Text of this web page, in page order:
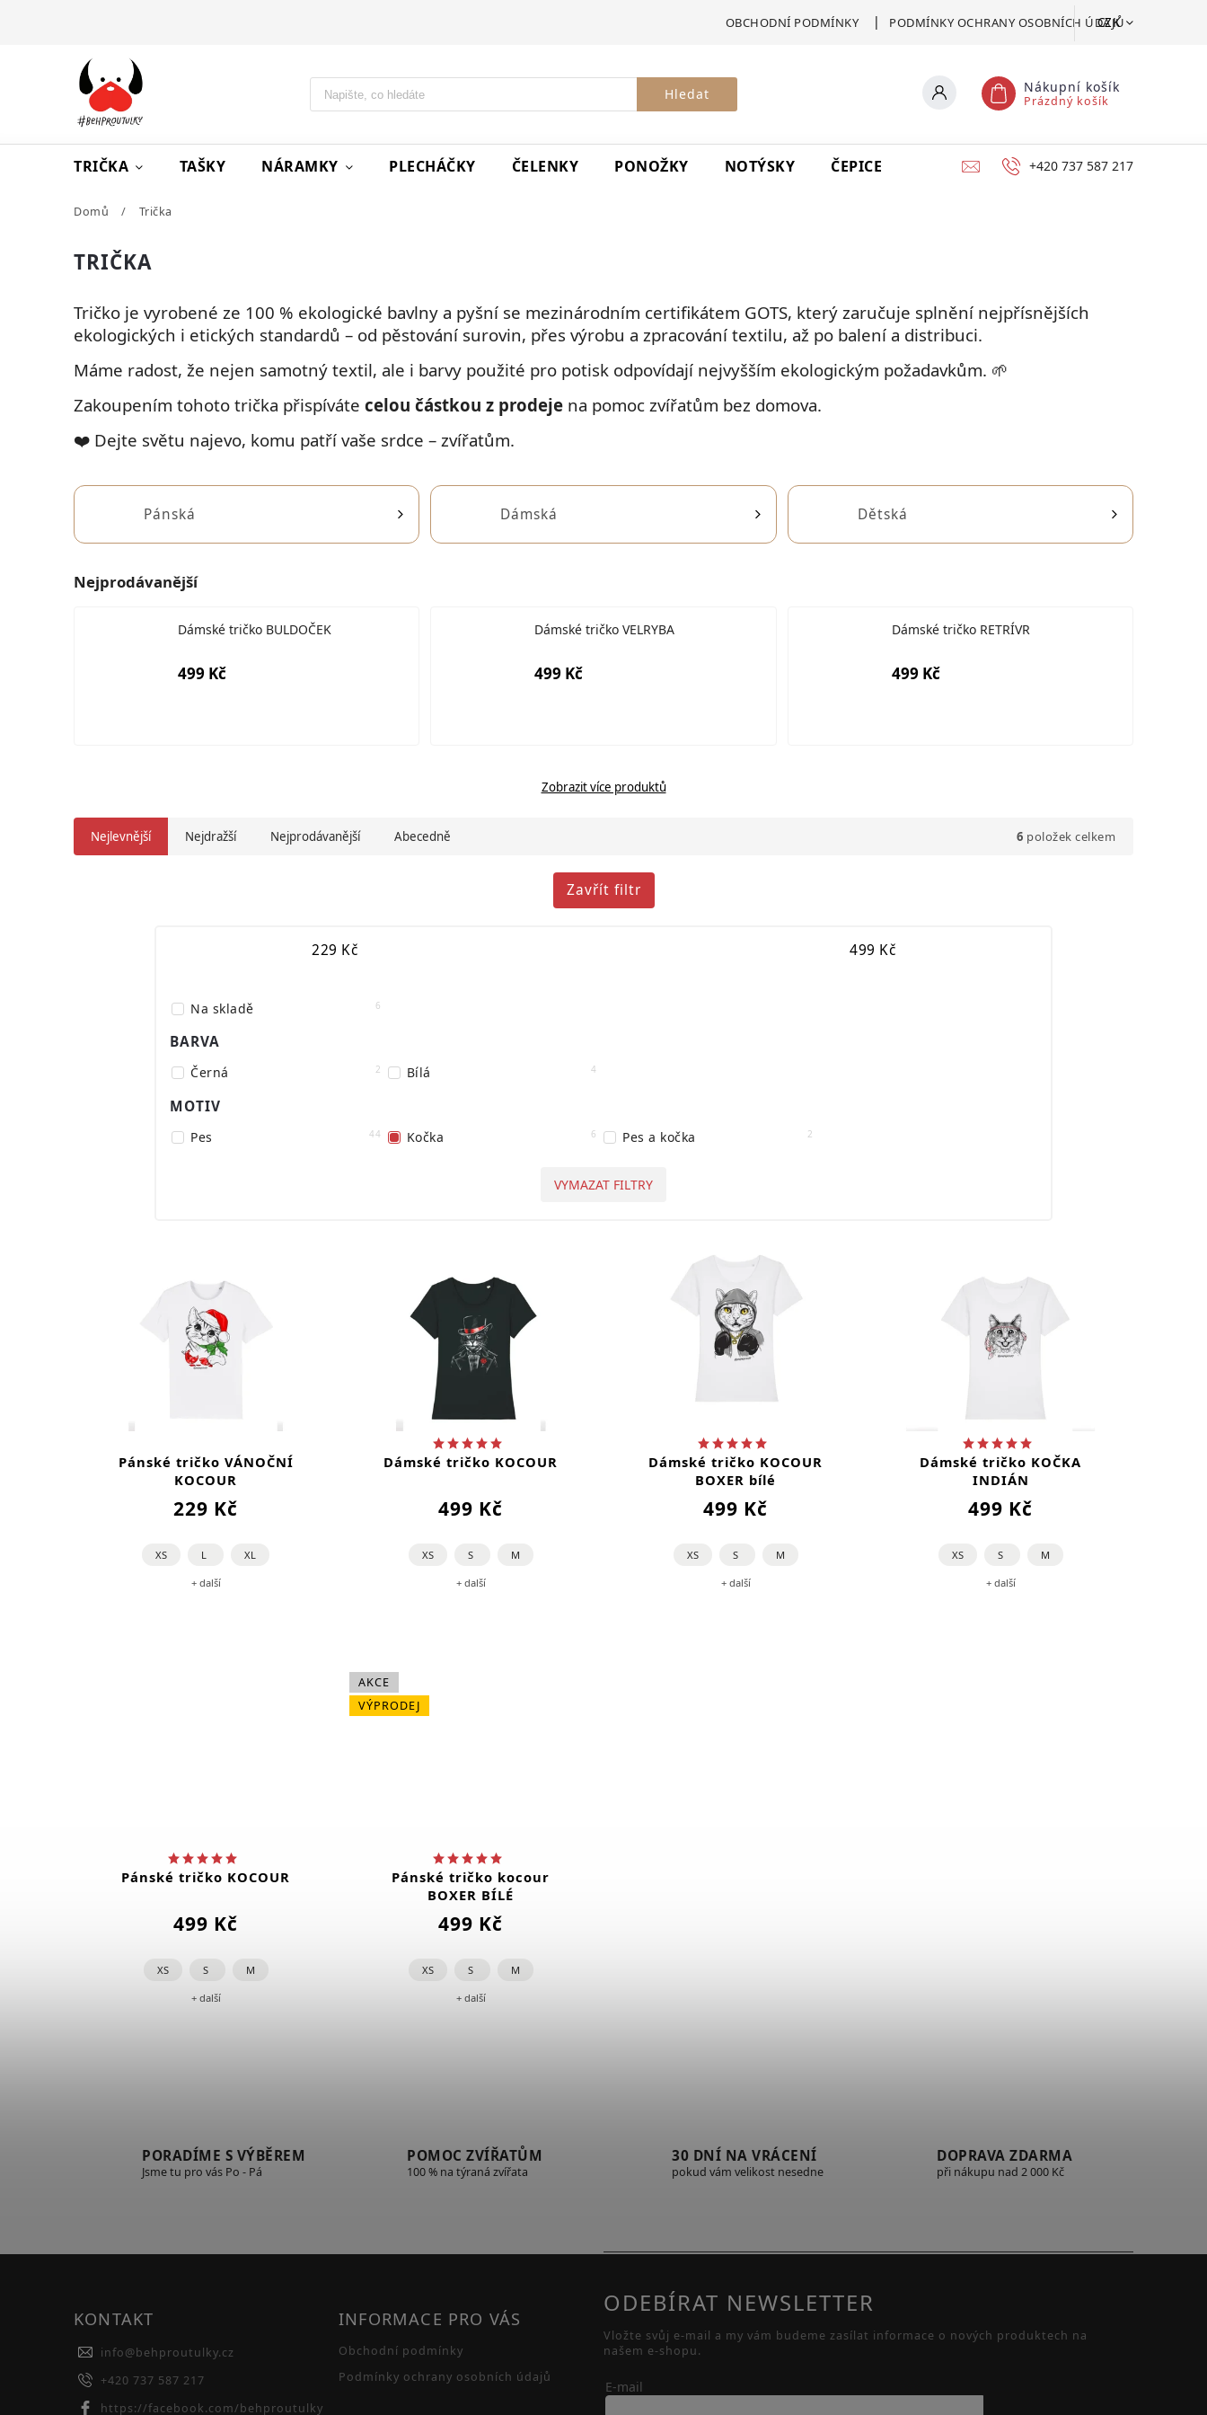
OBCHODNÍ PODMÍNKY PODMÍNKY OCHRANY OSOBNÍCH ÚDAJŮ
CZK
Hledat Nákupní košík
Prázdný košík
TRIČKA TAŠKY NÁRAMKY PLECHÁČKY ČELENKY PONOŽKY NOTÝSKY ČEPICE VSTUPENKA CERTIFIKÁT POMOCI
+420 737 587 217
Domů / Trička
TRIČKA
Tričko je vyrobené ze 100 % ekologické bavlny a pyšní se mezinárodním certifikátem GOTS, který zaručuje splnění nejpřísnějších
ekologických i etických standardů – od pěstování surovin, přes výrobu a zpracování textilu, až po balení a distribuci.
Máme radost, že nejen samotný textil, ale i barvy použité pro potisk odpovídají nejvyšším ekologickým požadavkům. 🌱
Zakoupením tohoto trička přispíváte celou částkou z prodeje na pomoc zvířatům bez domova.
❤️ Dejte světu najevo, komu patří vaše srdce – zvířatům.
Pánská Dámská Dětská
Nejprodávanější
Dámské tričko BULDOČEK
499 Kč
Dámské tričko VELRYBA
499 Kč
Dámské tričko RETRÍVR
499 Kč
Zobrazit více produktů
Nejlevnější Nejdražší Nejprodávanější Abecedně 6 položek celkem
Zavřít filtr
229 Kč 499 Kč
Na skladě 6
BARVA
Černá 2 Bílá 4
MOTIV
Pes 44 Kočka 6 Pes a kočka 2
VYMAZAT FILTRY
Pánské tričko VÁNOČNÍ
KOCOUR
229 Kč
XS L XL
+ další
Dámské tričko KOCOUR
499 Kč
XS S M
+ další
Dámské tričko KOCOUR
BOXER bílé
499 Kč
XS S M
+ další
Dámské tričko KOČKA
INDIÁN
499 Kč
XS S M
+ další
Pánské tričko KOCOUR
499 Kč
XS S M
+ další
AKCE
VÝPRODEJ
Pánské tričko kocour
BOXER BÍLÉ
499 Kč
XS S M
+ další
PORADÍME S VÝBĚREM
Jsme tu pro vás Po - Pá
POMOC ZVÍŘATŮM
100 % na týraná zvířata
30 DNÍ NA VRÁCENÍ
pokud vám velikost nesedne
DOPRAVA ZDARMA
při nákupu nad 2 000 Kč
KONTAKT
info@behproutulky.cz
+420 737 587 217
https://facebook.com/behproutulky
INFORMACE PRO VÁS
Obchodní podmínky
Podmínky ochrany osobních údajů
ODEBÍRAT NEWSLETTER
Vložte svůj e-mail a my vám budeme zasílat informace o nových produktech na
našem e-shopu.
E-mail